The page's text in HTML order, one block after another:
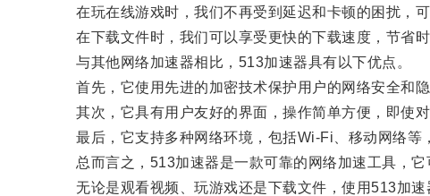
在玩在线游戏时，我们不再受到延迟和卡顿的困扰，可
在下载文件时，我们可以享受更快的下载速度，节省时
与其他网络加速器相比，513加速器具有以下优点。
首先，它使用先进的加密技术保护用户的网络安全和隐
其次，它具有用户友好的界面，操作简单方便，即使对
最后，它支持多种网络环境，包括Wi-Fi、移动网络等
总而言之，513加速器是一款可靠的网络加速工具，它
无论是观看视频、玩游戏还是下载文件，使用513加速